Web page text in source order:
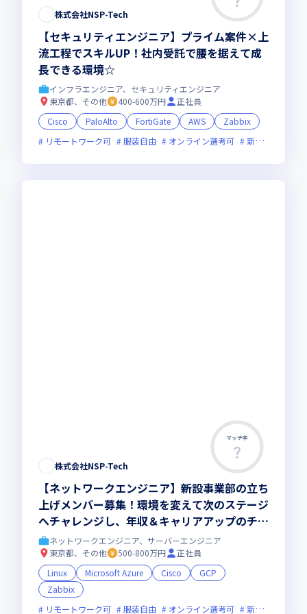
株式会社NSP-Tech
【セキュリティエンジニア】プライム案件×上
流工程でスキルUP！社内受託で腰を据えて成
長できる環境☆
インフラエンジニア、セキュリティエンジニア
東京都、その他
400-600万円
正社員
Cisco
PaloAlto FortiGate AWS
Zabbix
リモートワーク可
服装自由 オンライン選考可 新規立ち上げ
マッチ率
株式会社NSP-Tech
【ネットワークエンジニア】新設事業部の立ち
上げメンバー募集！環境を変えて次のステージ
へチャレンジし、年収＆キャリアアップのチャ
ンス！
ネットワークエンジニア、サーバーエンジニア
東京都、その他
500-800万円
正社員
Linux
Microsoft Azure Cisco
GCP
Zabbix
リモートワーク可
服装自由 オンライン選考可 新規立ち上げ